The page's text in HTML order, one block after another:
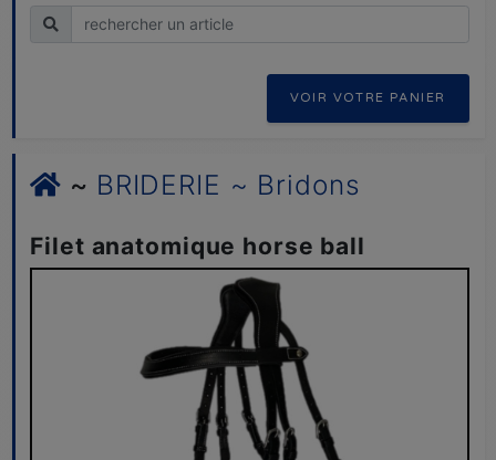
Recherche
VOIR VOTRE PANIER
~ BRIDERIE ~ Bridons
Filet anatomique horse ball